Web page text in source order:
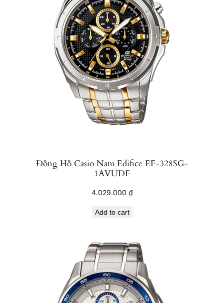
Đồng Hồ Casio Nam Edifice EF-328SG-
1AVUDF
4.029.000 ₫
Add to cart